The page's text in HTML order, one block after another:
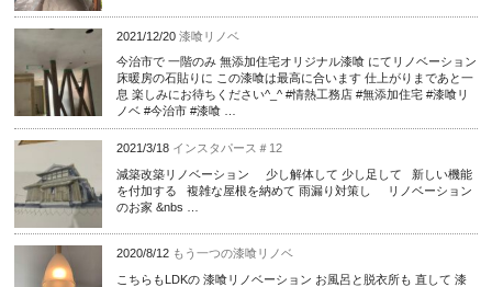
2021/12/20 漆喰リノベ
今治市で 一階のみ 無添加住宅オリジナル漆喰 にてリノベーション
床暖房の石貼りに この漆喰は最高に合います 仕上がりまであと一
息 楽しみにお待ちください^_^ #情熱工務店 #無添加住宅 #漆喰リ
ノベ #今治市 #漆喰 …
2021/3/18 インスタパース＃12
減築改築リノベーション 少し解体して 少し足して 新しい機能
を付加する 複雑な屋根を納めて 雨漏り対策し リノベーション
のお家 &nbs …
2020/8/12 もう一つの漆喰リノベ
こちらもLDKの 漆喰リノベーション お風呂と脱衣所も 直して 漆